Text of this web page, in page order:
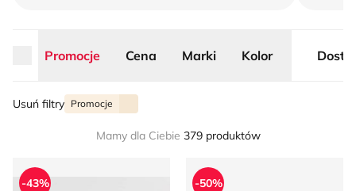
Promocje Cena Marki Kolor
Usuń filtry Promocje
Mamy dla Ciebie 379 produktów
Coalition - Okulary przeciwsłoneczne
-43%
Okulary przeciwsłoneczne
-50%